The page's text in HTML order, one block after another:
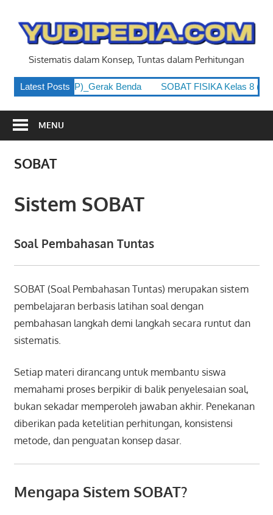
content
Sistematis dalam Konsep, Tuntas dalam Perhitungan
Latest Posts
(Kelas 2 SMP)_Gerak Benda SOBAT FISIKA Kelas 8 (Kelas
MENU
SOBAT
Sistem SOBAT
Soal Pembahasan Tuntas
SOBAT (Soal Pembahasan Tuntas) merupakan sistem
pembelajaran berbasis latihan soal dengan
pembahasan langkah demi langkah secara runtut dan
sistematis.
Setiap materi dirancang untuk membantu siswa
memahami proses berpikir di balik penyelesaian soal,
bukan sekadar memperoleh jawaban akhir. Penekanan
diberikan pada ketelitian perhitungan, konsistensi
metode, dan penguatan konsep dasar.
Mengapa Sistem SOBAT?